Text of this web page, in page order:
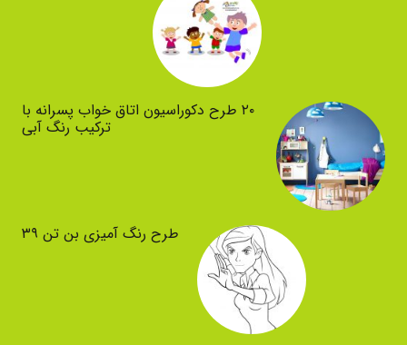
۲۰ طرح دکوراسیون اتاق خواب پسرانه با
ترکیب رنگ آبی
طرح رنگ آمیزی بن تن ۳۹